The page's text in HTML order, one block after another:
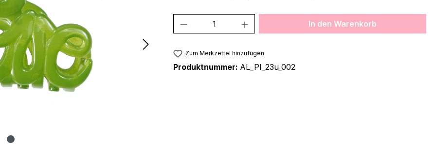
Produkt Anzahl: Gib den gewünschten Wert
In den Warenkorb
Zum Merkzettel hinzufügen
Produktnummer: AL_PI_23u_002